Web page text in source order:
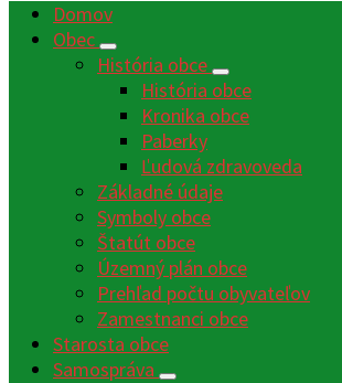
Domov
Obec
História obce
História obce
Kronika obce
Paberky
Ľudová zdravoveda
Základné údaje
Symboly obce
Štatút obce
Územný plán obce
Prehľad počtu obyvateľov
Zamestnanci obce
Starosta obce
Samospráva